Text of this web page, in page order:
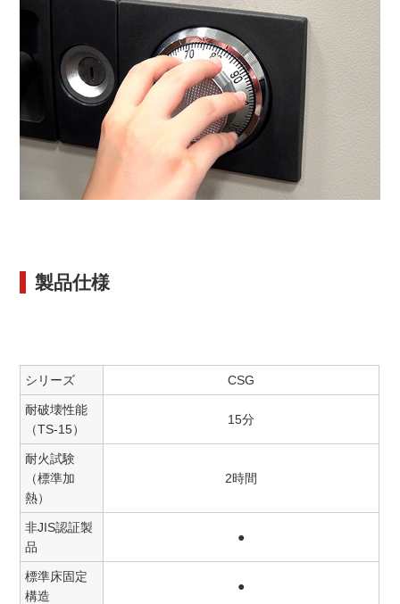
製品仕様
シリーズ CSG
耐破壊性能
（TS-15）
15分
耐火試験
（標準加
熱）
2時間
非JIS認証製
品
●
標準床固定
構造
●